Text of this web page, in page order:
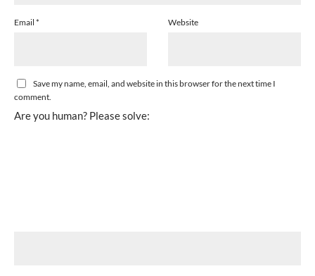
Email * Website
Save my name, email, and website in this browser for the next time I
comment.
Are you human? Please solve: